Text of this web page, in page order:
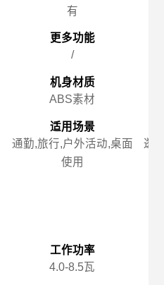
有
更多功能
/
机身材质
ABS素材
适用场景
通勤,旅行,户外活动,桌面
使用
工作功率
4.0-8.5瓦
逛